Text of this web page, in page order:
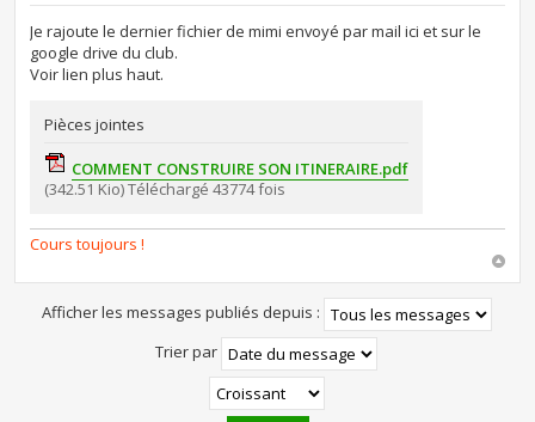
e
s
a
g
Je rajoute le dernier fichier de mimi envoyé par mail ici et sur le
google drive du club.
Voir lien plus haut.
Pièces jointes
COMMENT CONSTRUIRE SON ITINERAIRE.pdf
(342.51 Kio) Téléchargé 43774 fois
Cours toujours !
Afficher les messages publiés depuis :
Trier par